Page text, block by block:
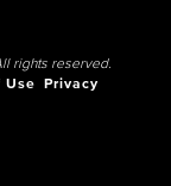
rights reserved.
Use
Privacy